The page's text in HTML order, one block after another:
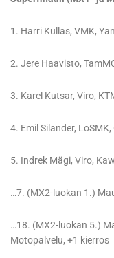
1. Harri Kullas, VMK,
2. Jere Haavisto,
3. Karel Kutsar, Viro,
4. Emil Silander,
5. Indrek Mägi, Viro,
…7. (MX2-luokan 1.)
…18. (MX2-luokan 5.)
Motopalvelu, +1 kierros